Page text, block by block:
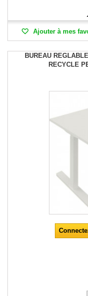
Ajouter à mes
BUREAU
RECYCLE